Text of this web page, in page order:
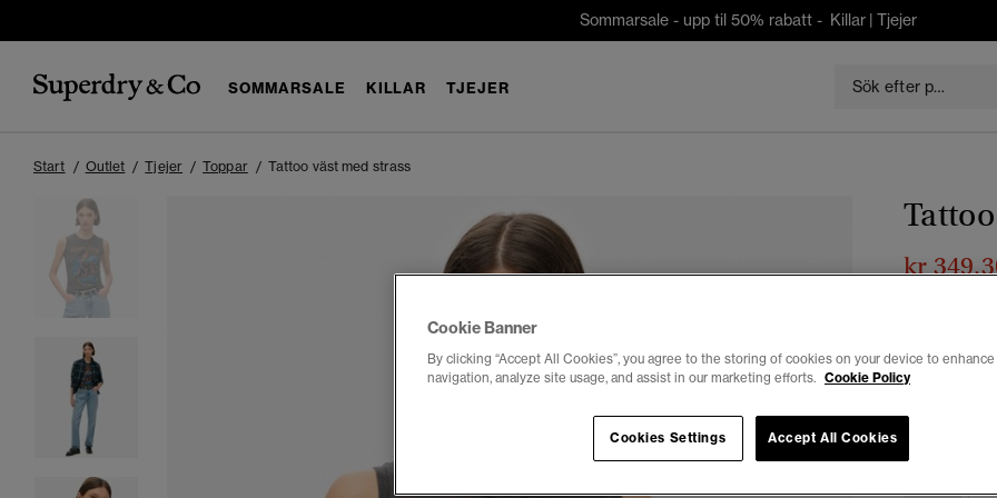
Sommarsale - upp til 50% rabatt - Killar| Tjejer
SOMMARSALE KILLAR TJEJER
Start Outlet Tjejer Toppar Tattoo väst med strass
kr
34
Cookie Banner
By clicking “Accept All Cookies”, you agree to the storing of cookies on your device to
navigation, analyze site usage, and assist in our marketing efforts. Cookie Policy
Accept All Cookies
Cookies Settings